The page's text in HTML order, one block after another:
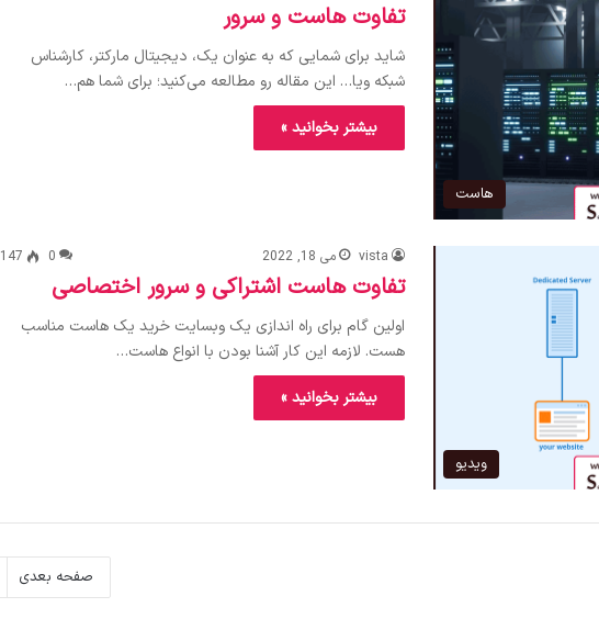
هاست
تفاوت هاست و سرور
شاید برای شمایی که به عنوان یک، دیجیتال مارکتر، کارشناس
شبکه ویا… این مقاله رو مطالعه می‌کنید؛ برای شما هم…
بیشتر بخوانید »
ویدیو
vista می 18, 2022 0
147
تفاوت هاست اشتراکی و سرور اختصاصی
اولین گام برای راه اندازی یک وبسایت خرید یک هاست مناسب
هست. لازمه این کار آشنا بودن با انواع هاست…
بیشتر بخوانید »
صفحه بعدی